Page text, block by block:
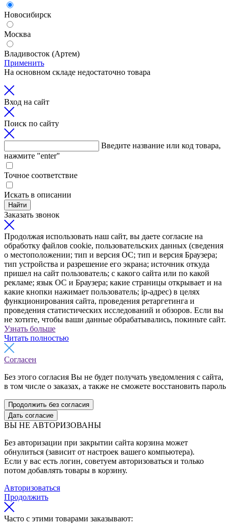
Новосибирск
Москва
Владивосток (Артем)
Применить
На основном складе недостаточно товара
Вход на сайт
Поиск по сайту
Введите название или код товара,
нажмите "enter"
Точное соответствие
Искать в описании
Найти
Заказать звонок
Продолжая использовать наш сайт, вы даете согласие на
обработку файлов cookie, пользовательских данных (сведения
о местоположении; тип и версия ОС; тип и версия Браузера;
тип устройства и разрешение его экрана; источник откуда
пришел на сайт пользователь; с какого сайта или по какой
рекламе; язык ОС и Браузера; какие страницы открывает и на
какие кнопки нажимает пользователь; ip-адрес) в целях
функционирования сайта, проведения ретаргетинга и
проведения статистических исследований и обзоров. Если вы
не хотите, чтобы ваши данные обрабатывались, покиньте сайт.
Узнать больше
Читать полностью
Согласен
Без этого согласия Вы не будет получать уведомления с сайта,
в том числе о заказах, а также не сможете восстановить пароль
Продолжить без согласия
Дать согласие
ВЫ НЕ АВТОРИЗОВАНЫ
Без авторизации при закрытии сайта корзина может
обнулиться (зависит от настроек вашего компьютера).
Если у вас есть логин, советуем авторизоваться и только
потом добавлять товары в корзину.
Авторизоваться
Продолжить
Часто с этими товарами заказывают: